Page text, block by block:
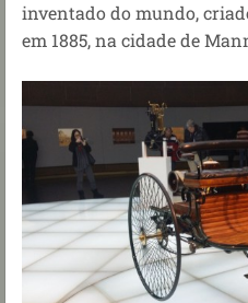
inventado do mundo,
em 1885, na cidade de